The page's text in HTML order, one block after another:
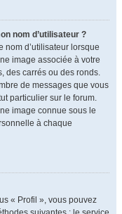
nom d’utilisateur ?
nom d’utilisateur lorsque
image associée à votre
des carrés ou des ronds.
de messages que vous
particulier sur le forum.
image connue sous le
à chaque
« Profil », vous pouvez